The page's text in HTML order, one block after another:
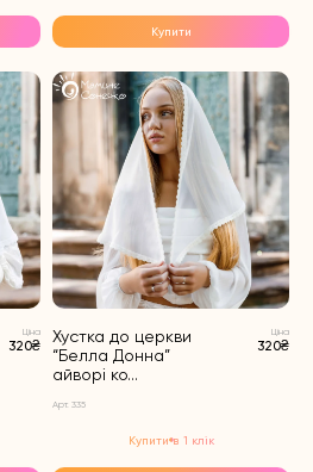
Купити
Ціна
320₴
Хустка до церкви
“Белла Донна”
айворі ко...
Арт. 335
Ціна
320₴
Купити в 1 клік